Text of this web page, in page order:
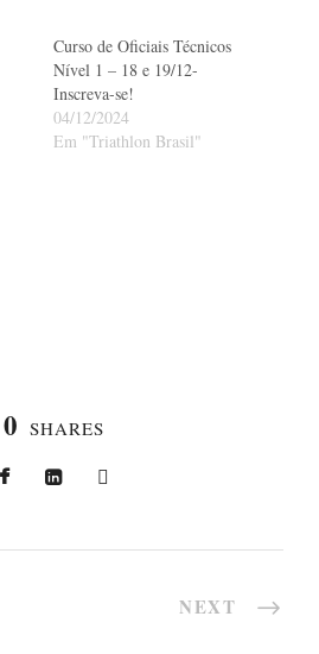
Curso de Oficiais Técnicos
Nível 1 – 18 e 19/12-
Inscreva-se!
04/12/2024
Em "Triathlon Brasil"
0 SHARES
NEXT